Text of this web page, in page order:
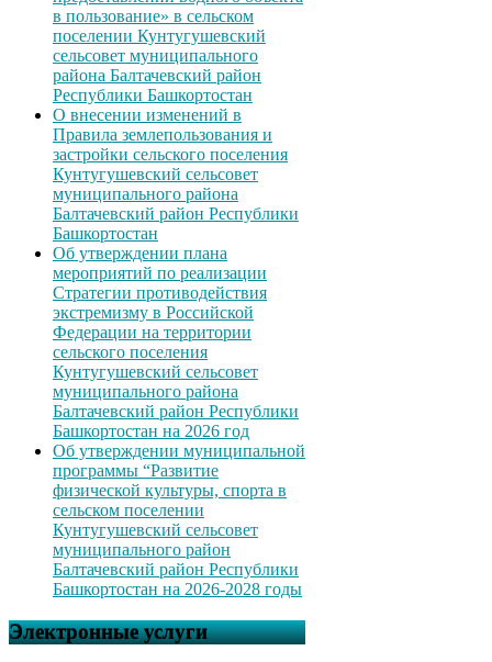
в пользование» в сельском
поселении Кунтугушевский
сельсовет муниципального
района Балтачевский район
Республики Башкортостан
О внесении изменений в
Правила землепользования и
застройки сельского поселения
Кунтугушевский сельсовет
муниципального района
Балтачевский район Республики
Башкортостан
Об утверждении плана
мероприятий по реализации
Стратегии противодействия
экстремизму в Российской
Федерации на территории
сельского поселения
Кунтугушевский сельсовет
муниципального района
Балтачевский район Республики
Башкортостан на 2026 год
Об утверждении муниципальной
программы “Развитие
физической культуры, спорта в
сельском поселении
Кунтугушевский сельсовет
муниципального район
Балтачевский район Республики
Башкортостан на 2026-2028 годы
Электронные услуги